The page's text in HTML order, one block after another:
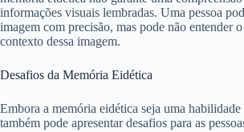
informações visuais lembradas. Uma pessoa
imagem com precisão, mas pode não entender
contexto dessa imagem.
Desafios da Memória Eidética
Embora a memória eidética seja uma habilidade
também pode apresentar desafios para as